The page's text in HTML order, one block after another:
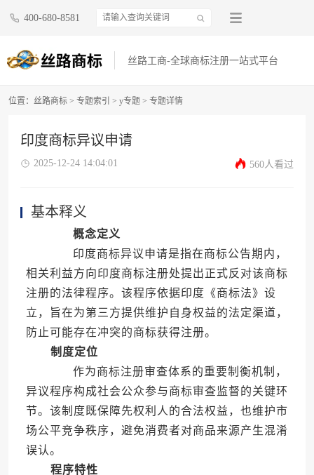
400-680-8581
丝路工商-全球商标注册一站式平台
位置： 丝路商标 > 专题索引 > y专题 > 专题详情
印度商标异议申请
2025-12-24 14:04:01 560人看过
基本释义
概念定义
印度商标异议申请是指在商标公告期内，
相关利益方向印度商标注册处提出正式反对该商标
注册的法律程序。该程序依据印度《商标法》设
立，旨在为第三方提供维护自身权益的法定渠道，
防止可能存在冲突的商标获得注册。
制度定位
作为商标注册审查体系的重要制衡机制，
异议程序构成社会公众参与商标审查监督的关键环
节。该制度既保障先权利人的合法权益，也维护市
场公平竞争秩序，避免消费者对商品来源产生混淆
误认。
程序特性